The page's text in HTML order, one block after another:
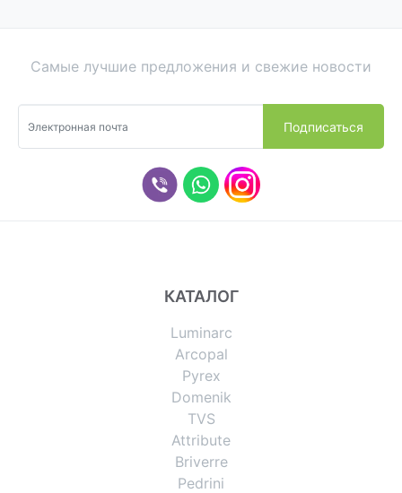
Самые лучшие предложения и свежие новости
КАТАЛОГ
Luminarc
Arcopal
Pyrex
Domenik
TVS
Attribute
Briverre
Pedrini